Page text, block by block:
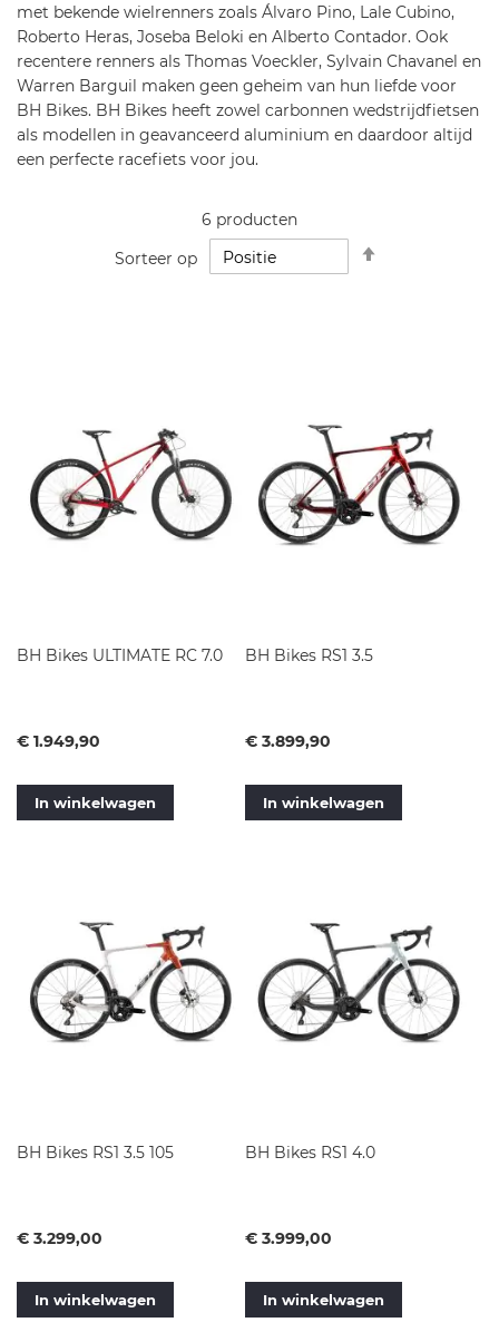
met bekende wielrenners zoals Álvaro Pino, Lale Cubino,
Roberto Heras, Joseba Beloki en Alberto Contador. Ook
recentere renners als Thomas Voeckler, Sylvain Chavanel en
Warren Barguil maken geen geheim van hun liefde voor
BH Bikes. BH Bikes heeft zowel carbonnen wedstrijdfietsen
als modellen in geavanceerd aluminium en daardoor altijd
een perfecte racefiets voor jou.
6 producten
Sorteer op
BH Bikes ULTIMATE RC 7.0
Vanaf
€ 1.949,90
In winkelwagen
BH Bikes RS1 3.5
Vanaf
€ 3.899,90
In winkelwagen
BH Bikes RS1 3.5 105
Vanaf
€ 3.299,00
In winkelwagen
BH Bikes RS1 4.0
Vanaf
€ 3.999,00
In winkelwagen